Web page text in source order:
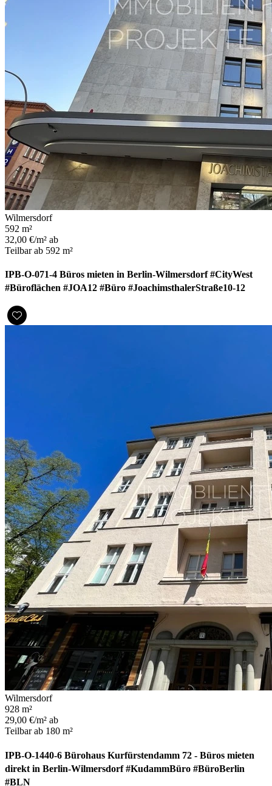
Wilmersdorf
592 m²
32,00 €/m² ab
Teilbar ab 592 m²
IPB-O-071-4 Büros mieten in Berlin-Wilmersdorf #CityWest
#Büroflächen #JOA12 #Büro #JoachimsthalerStraße10-12
Wilmersdorf
928 m²
29,00 €/m² ab
Teilbar ab 180 m²
IPB-O-1440-6 Bürohaus Kurfürstendamm 72 - Büros mieten
direkt in Berlin-Wilmersdorf #KudammBüro #BüroBerlin
#BLN